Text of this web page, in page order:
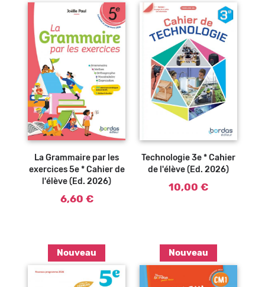
Ajouter au
La Grammaire par les
exercices 5e * Cahier de
l'élève (Ed. 2026)
6,60 €
Ajouter au
Technologie 3e * Cahier
de l'élève (Ed. 2026)
10,00 €
Nouveau Nouveau